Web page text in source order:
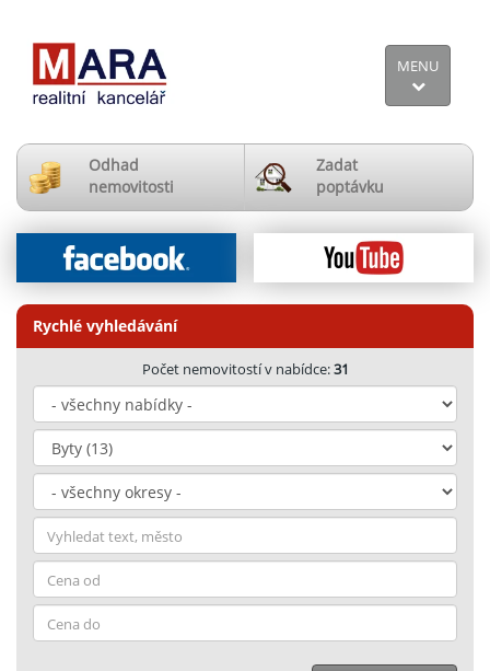
MENU
Odhad
nemovitosti
Zadat
poptávku
Rychlé vyhledávání
Počet nemovitostí v nabídce:31